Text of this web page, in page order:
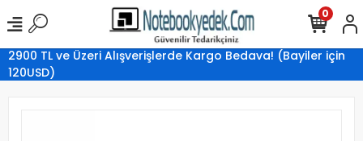
2900 TL ve Üzeri Alışverişlerde Kargo Bedava! (Bayiler için
120USD)
0